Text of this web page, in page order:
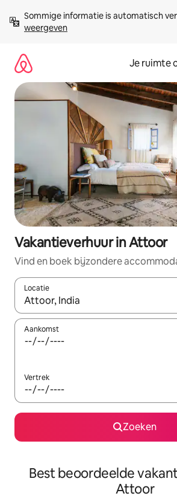
direct
naar
Sommige informatie is automatisch
weergeven
Je ruimte
Vakantieverhuur in Attoor
Vind en boek bijzondere
Locatie
Wanneer er suggesties beschikbaar
Aankomst
Vertrek
Zoeken
Best beoordeelde
Attoor